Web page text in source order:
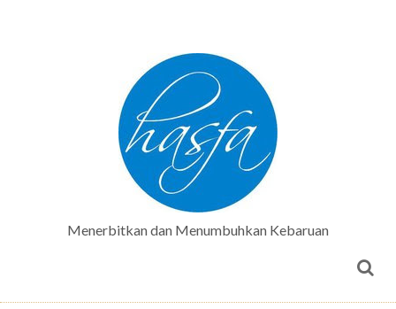
Menerbitkan dan Menumbuhkan Kebaruan